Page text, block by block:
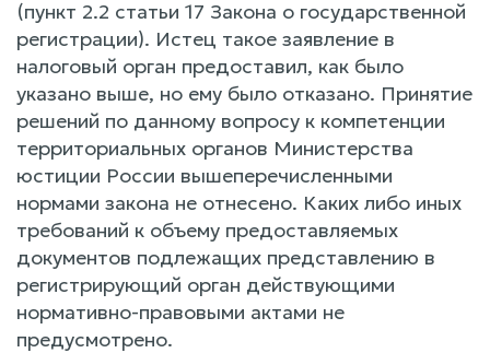
(пункт 2.2 статьи 17 Закона о государственной
регистрации). Истец такое заявление в
налоговый орган предоставил, как было
указано выше, но ему было отказано. Принятие
решений по данному вопросу к компетенции
территориальных органов Министерства
юстиции России вышеперечисленными
нормами закона не отнесено. Каких либо иных
требований к объему предоставляемых
документов подлежащих представлению в
регистрирующий орган действующими
нормативно-правовыми актами не
предусмотрено.